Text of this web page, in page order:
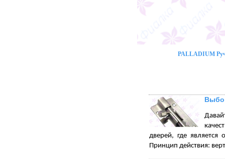
PALLADIUM
дверей, где является
Принцип действия: